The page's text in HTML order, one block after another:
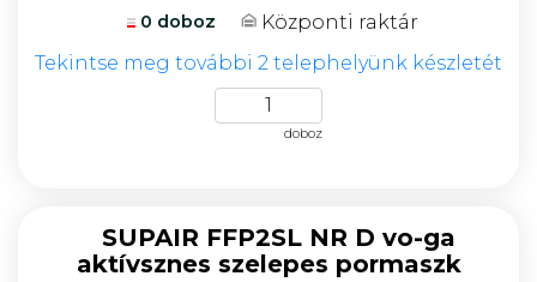
0 doboz
Központi raktár
Tekintse meg további 2 telephelyünk készletét
doboz
SUPAIR FFP2SL NR D vo-ga
aktívsznes szelepes pormaszk